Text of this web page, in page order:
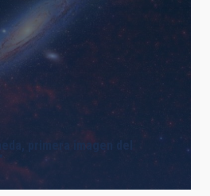
primera imagen del